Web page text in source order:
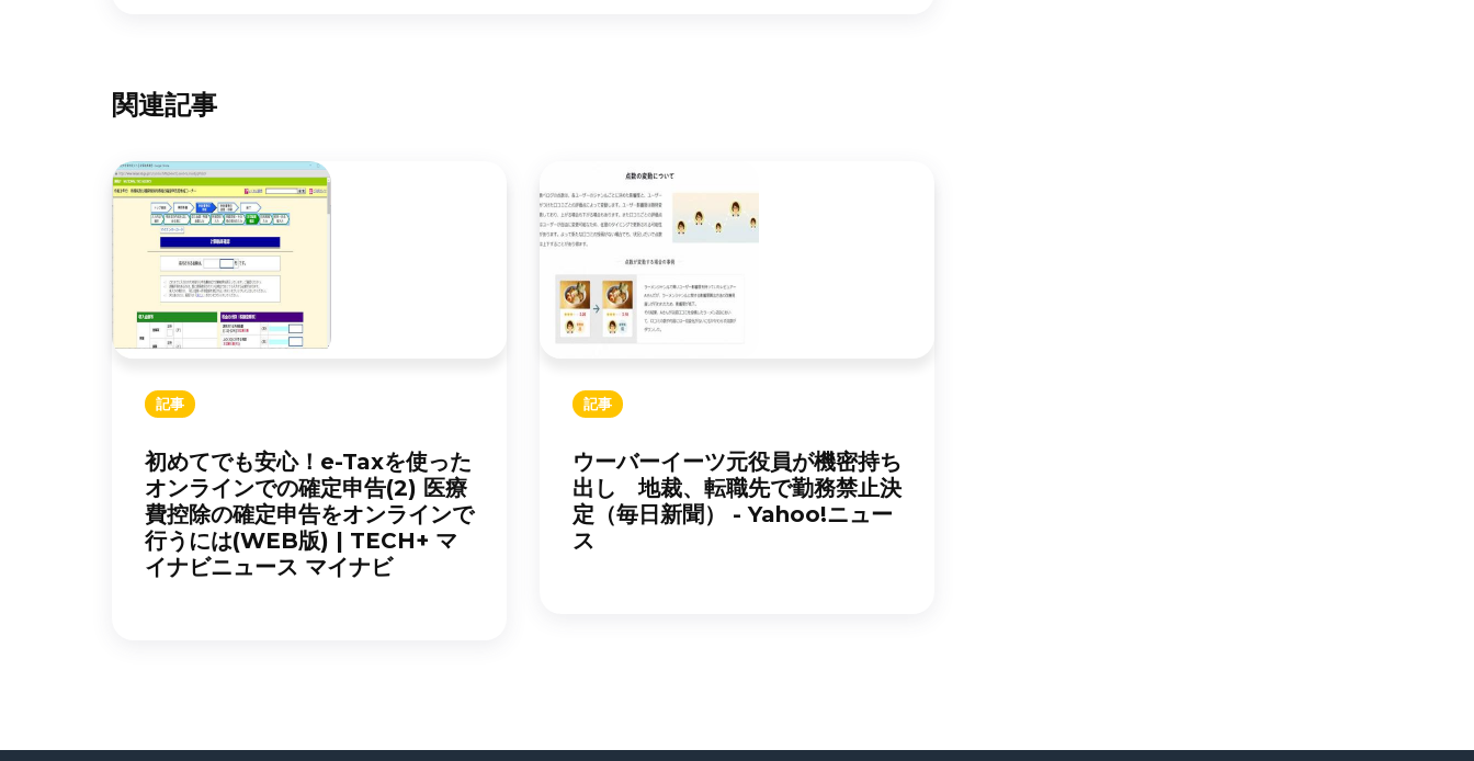
関連記事
記事
初めてでも安心！e-Taxを使った
オンラインでの確定申告(2) 医療
費控除の確定申告をオンラインで
行うには(WEB版) | TECH+ マ
イナビニュース マイナビ
記事
ウーバーイーツ元役員が機密持ち
出し 地裁、転職先で勤務禁止決
定（毎日新聞） - Yahoo!ニュー
ス